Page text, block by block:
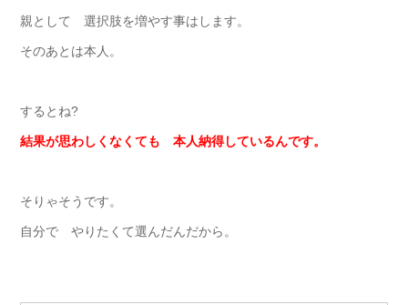
親として 選択肢を増やす事はします。
そのあとは本人。
するとね?
結果が思わしくなくても 本人納得しているんです。
そりゃそうです。
自分で やりたくて選んだんだから。